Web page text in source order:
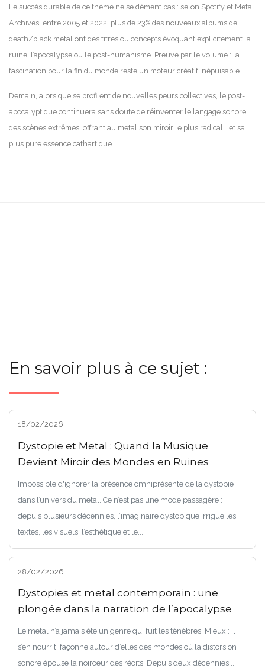
Le succès durable de ce thème ne se dément pas : selon Spotify et Metal
Archives, entre 2005 et 2022, plus de 23% des nouveaux albums de
death/black metal ont des titres ou concepts évoquant explicitement la
ruine, l’apocalypse ou le post-humanisme. Preuve par le volume : la
fascination pour la fin du monde reste un moteur créatif inépuisable.
Demain, alors que se profilent de nouvelles peurs collectives, le post-
apocalyptique continuera sans doute de réinventer le langage sonore
des scènes extrêmes, offrant au metal son miroir le plus radical… et sa
plus pure essence cathartique.
En savoir plus à ce sujet :
18/02/2026
Dystopie et Metal : Quand la Musique
Devient Miroir des Mondes en Ruines
Impossible d'ignorer la présence omniprésente de la dystopie
dans l’univers du metal. Ce n’est pas une mode passagère :
depuis plusieurs décennies, l’imaginaire dystopique irrigue les
textes, les visuels, l’esthétique et le...
28/02/2026
Dystopies et metal contemporain : une
plongée dans la narration de l’apocalypse
Le metal n’a jamais été un genre qui fuit les ténèbres. Mieux : il
s’en nourrit, façonne autour d’elles des mondes où la distorsion
sonore épouse la noirceur des récits. Depuis deux décennies...